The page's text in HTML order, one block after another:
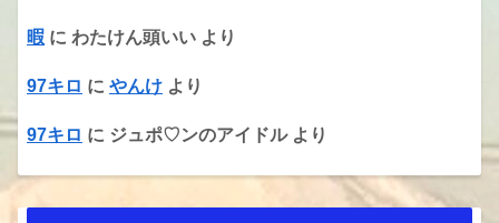
暇 に わたけん頭いい より
97キロ に やんけ より
97キロ に ジュポ♡ンのアイドルより